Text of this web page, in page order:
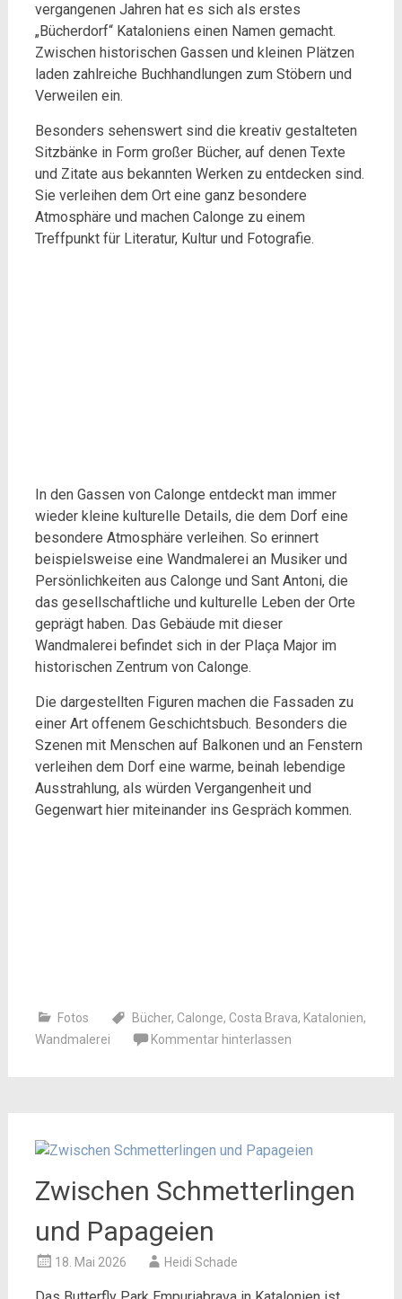
vergangenen Jahren hat es sich als erstes
„Bücherdorf“ Kataloniens einen Namen gemacht.
Zwischen historischen Gassen und kleinen Plätzen
laden zahlreiche Buchhandlungen zum Stöbern und
Verweilen ein.
Besonders sehenswert sind die kreativ gestalteten
Sitzbänke in Form großer Bücher, auf denen Texte
und Zitate aus bekannten Werken zu entdecken sind.
Sie verleihen dem Ort eine ganz besondere
Atmosphäre und machen Calonge zu einem
Treffpunkt für Literatur, Kultur und Fotografie.
In den Gassen von Calonge entdeckt man immer
wieder kleine kulturelle Details, die dem Dorf eine
besondere Atmosphäre verleihen. So erinnert
beispielsweise eine Wandmalerei an Musiker und
Persönlichkeiten aus Calonge und Sant Antoni, die
das gesellschaftliche und kulturelle Leben der Orte
geprägt haben. Das Gebäude mit dieser
Wandmalerei befindet sich in der Plaça Major im
historischen Zentrum von Calonge.
Die dargestellten Figuren machen die Fassaden zu
einer Art offenem Geschichtsbuch. Besonders die
Szenen mit Menschen auf Balkonen und an Fenstern
verleihen dem Dorf eine warme, beinah lebendige
Ausstrahlung, als würden Vergangenheit und
Gegenwart hier miteinander ins Gespräch kommen.
Fotos Bücher, Calonge, Costa Brava, Katalonien,
Wandmalerei
Kommentar hinterlassen
Zwischen Schmetterlingen
und Papageien
18. Mai 2026 Heidi Schade